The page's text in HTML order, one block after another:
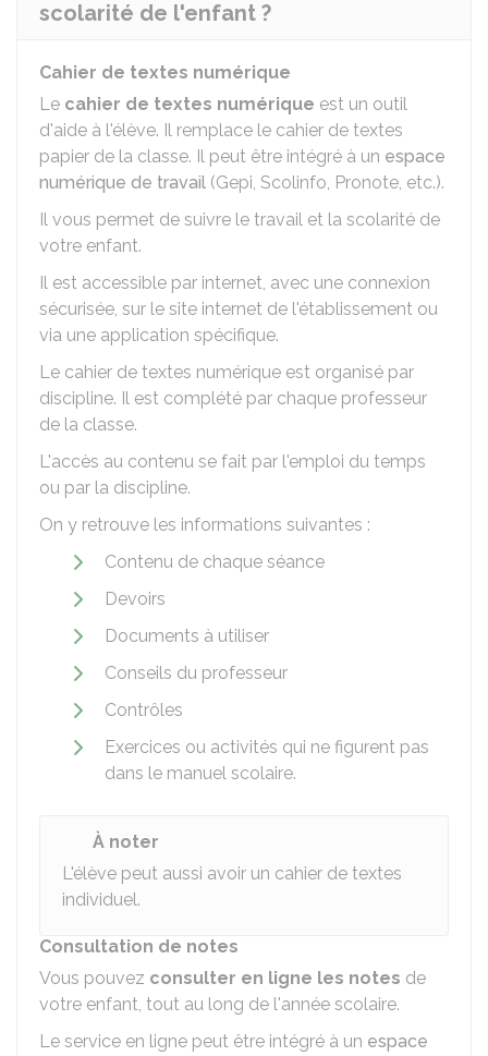
scolarité de l'enfant ?
Cahier de textes numérique
Le cahier de textes numérique est un outil
d'aide à l'élève. Il remplace le cahier de textes
papier de la classe. Il peut être intégré à un espace
numérique de travail (Gepi, Scolinfo, Pronote, etc.).
Il vous permet de suivre le travail et la scolarité de
votre enfant.
Il est accessible par internet, avec une connexion
sécurisée, sur le site internet de l'établissement ou
via une application spécifique.
Le cahier de textes numérique est organisé par
discipline. Il est complété par chaque professeur
de la classe.
L'accès au contenu se fait par l'emploi du temps
ou par la discipline.
On y retrouve les informations suivantes :
Contenu de chaque séance
Devoirs
Documents à utiliser
Conseils du professeur
Contrôles
Exercices ou activités qui ne figurent pas
dans le manuel scolaire.
À noter
L'élève peut aussi avoir un cahier de textes
individuel.
Consultation de notes
Vous pouvez consulter en ligne les notes de
votre enfant, tout au long de l'année scolaire.
Le service en ligne peut être intégré à un espace